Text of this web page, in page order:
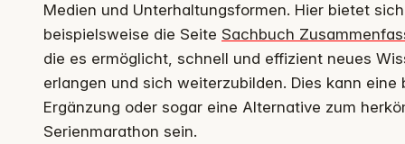
Medien und Unterhaltungsformen. Hier bietet sich
beispielsweise die Seite Sachbuch
die es ermöglicht, schnell und effizient neues
erlangen und sich weiterzubilden. Dies kann eine
Ergänzung oder sogar eine Alternative zum
Serienmarathon sein.